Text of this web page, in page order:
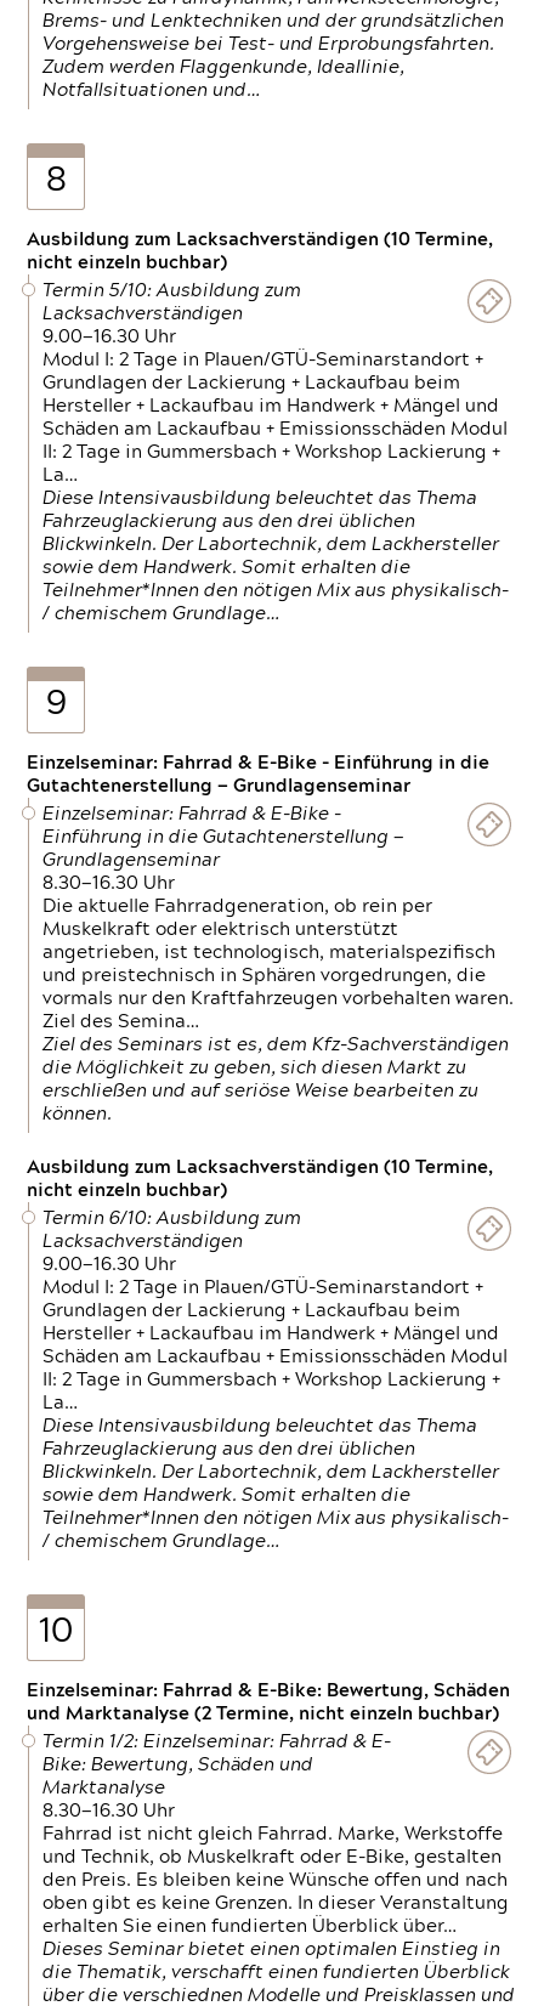
Brems- und Lenktechniken und der grundsätzlichen
Vorgehensweise bei Test- und Erprobungsfahrten.
Zudem werden Flaggenkunde, Ideallinie,
Notfallsituationen und…
8
Ausbildung zum Lacksachverständigen (10 Termine,
nicht einzeln buchbar)
Termin 5/10: Ausbildung zum
Lacksachverständigen
9.00—16.30 Uhr
Modul I: 2 Tage in Plauen/GTÜ-Seminarstandort +
Grundlagen der Lackierung + Lackaufbau beim
Hersteller + Lackaufbau im Handwerk + Mängel und
Schäden am Lackaufbau + Emissionsschäden Modul
II: 2 Tage in Gummersbach + Workshop Lackierung +
La…
Diese Intensivausbildung beleuchtet das Thema
Fahrzeuglackierung aus den drei üblichen
Blickwinkeln. Der Labortechnik, dem Lackhersteller
sowie dem Handwerk. Somit erhalten die
Teilnehmer*Innen den nötigen Mix aus physikalisch-
/ chemischem Grundlage…
9
Einzelseminar: Fahrrad & E-Bike - Einführung in die
Gutachtenerstellung — Grundlagenseminar
Einzelseminar: Fahrrad & E-Bike -
Einführung in die Gutachtenerstellung —
Grundlagenseminar
8.30—16.30 Uhr
Die aktuelle Fahrradgeneration, ob rein per
Muskelkraft oder elektrisch unterstützt
angetrieben, ist technologisch, materialspezifisch
und preistechnisch in Sphären vorgedrungen, die
vormals nur den Kraftfahrzeugen vorbehalten waren.
Ziel des Semina…
Ziel des Seminars ist es, dem Kfz-Sachverständigen
die Möglichkeit zu geben, sich diesen Markt zu
erschließen und auf seriöse Weise bearbeiten zu
können.
Ausbildung zum Lacksachverständigen (10 Termine,
nicht einzeln buchbar)
Termin 6/10: Ausbildung zum
Lacksachverständigen
9.00—16.30 Uhr
Modul I: 2 Tage in Plauen/GTÜ-Seminarstandort +
Grundlagen der Lackierung + Lackaufbau beim
Hersteller + Lackaufbau im Handwerk + Mängel und
Schäden am Lackaufbau + Emissionsschäden Modul
II: 2 Tage in Gummersbach + Workshop Lackierung +
La…
Diese Intensivausbildung beleuchtet das Thema
Fahrzeuglackierung aus den drei üblichen
Blickwinkeln. Der Labortechnik, dem Lackhersteller
sowie dem Handwerk. Somit erhalten die
Teilnehmer*Innen den nötigen Mix aus physikalisch-
/ chemischem Grundlage…
10
Einzelseminar: Fahrrad & E-Bike: Bewertung, Schäden
und Marktanalyse (2 Termine, nicht einzeln buchbar)
Termin 1/2: Einzelseminar: Fahrrad & E-
Bike: Bewertung, Schäden und
Marktanalyse
8.30—16.30 Uhr
Fahrrad ist nicht gleich Fahrrad. Marke, Werkstoffe
und Technik, ob Muskelkraft oder E-Bike, gestalten
den Preis. Es bleiben keine Wünsche offen und nach
oben gibt es keine Grenzen. In dieser Veranstaltung
erhalten Sie einen fundierten Überblick über…
Dieses Seminar bietet einen optimalen Einstieg in
die Thematik, verschafft einen fundierten Überblick
über die verschiednen Modelle und Preisklassen und